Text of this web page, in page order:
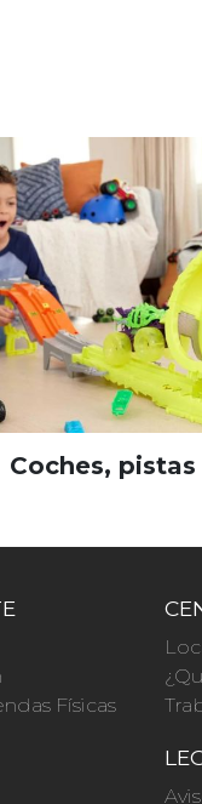
Coches,
Físicas